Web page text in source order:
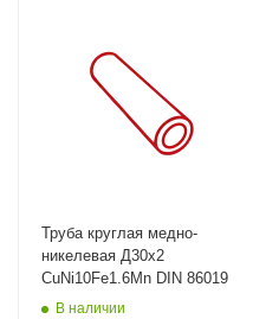
Труба круглая медно-
никелевая Д30х2
CuNi10Fe1.6Mn DIN 86019
В наличии